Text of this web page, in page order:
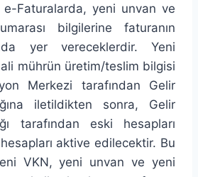
e-Faturalarda, yeni unvan ve
bilgilerine faturanın
yer vereceklerdir. Yeni
mührün üretim/teslim bilgisi
Merkezi tarafından Gelir
iletildikten sonra, Gelir
tarafından eski hesapları
aktive edilecektir. Bu
VKN, yeni unvan ve yeni